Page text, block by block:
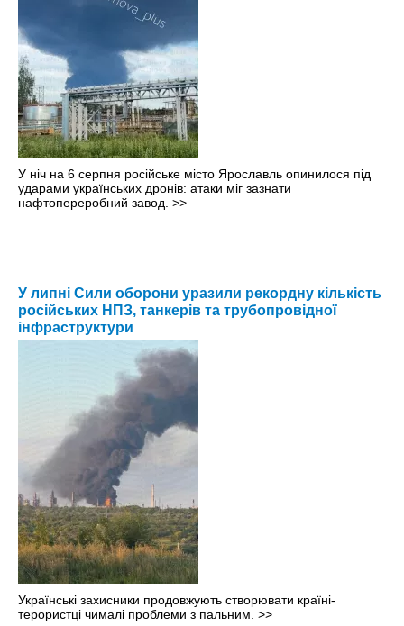
У ніч на 6 серпня російське місто Ярославль опинилося під
ударами українських дронів: атаки міг зазнати
нафтопереробний завод. >>
У липні Сили оборони уразили рекордну кількість
російських НПЗ, танкерів та трубопровідної
інфраструктури
Українські захисники продовжують створювати країні-
терористці чималі проблеми з пальним. >>